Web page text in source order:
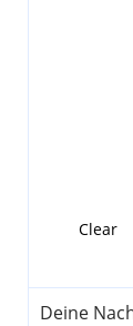
Clear
Deine